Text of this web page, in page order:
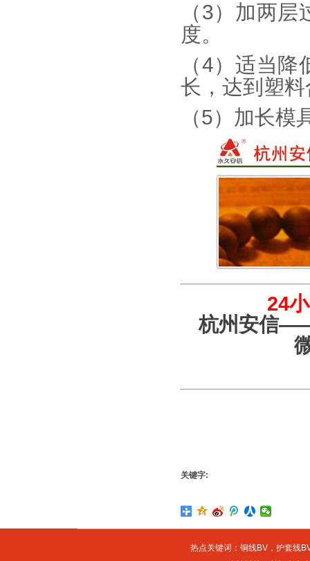
（3）加两
度。
（4）适当
长，达到塑
（5）加长
24
杭州安信
关键字:
热点关键词： 铜线BV， 护套线